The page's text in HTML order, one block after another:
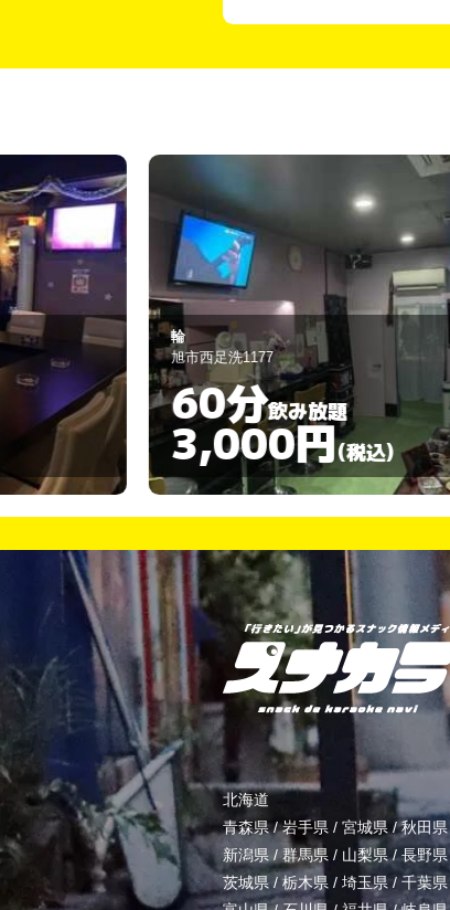
集い
銚子市中央町6-32
120分飲み放題
3,000円(税込)
北海道
青森県/岩手県 / 宮城県 /秋田県
新潟県 / 群馬県 / 山梨県/長野県
茨城県 / 栃木県 / 埼玉県/ 千葉県